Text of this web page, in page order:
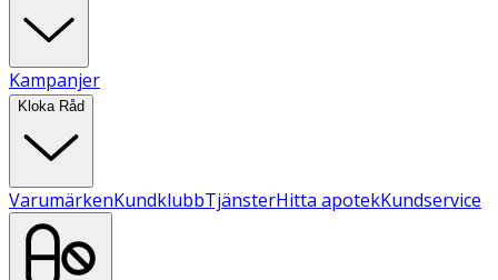
Kampanjer
Kloka Råd
VarumärkenKundklubbTjänsterHitta apotekKundservice